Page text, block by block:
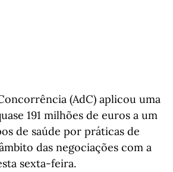
(AdC) aplicou uma
191 milhões de euros a um
de saúde por práticas de
das negociações com a
sexta-feira.